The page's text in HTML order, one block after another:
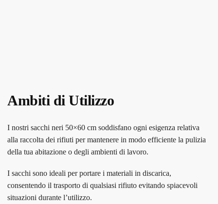
Ambiti di Utilizzo
I nostri sacchi neri 50×60 cm soddisfano ogni esigenza relativa
alla raccolta dei rifiuti per mantenere in modo efficiente la pulizia
della tua abitazione o degli ambienti di lavoro.
I sacchi sono ideali per portare i materiali in discarica,
consentendo il trasporto di qualsiasi rifiuto evitando spiacevoli
situazioni durante l’utilizzo.